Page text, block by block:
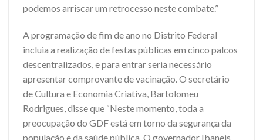
podemos arriscar um retrocesso neste combate.”
A programação de fim de ano no Distrito Federal
incluia a realização de festas públicas em cinco palcos
descentralizados, e para entrar seria necessário
apresentar comprovante de vacinação. O secretário
de Cultura e Economia Criativa, Bartolomeu
Rodrigues, disse que “Neste momento, toda a
preocupação do GDF está em torno da segurança da
população e da saúde pública. O governador Ibaneis